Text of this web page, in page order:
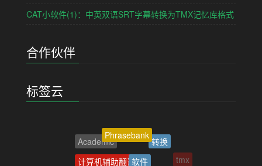
CAT小软件(1)：中英双语SRT字幕转换为TMX记忆库格式
合作伙伴
标签云
Academic
Phrasebank
转换
tmx
计算机辅助翻译软件